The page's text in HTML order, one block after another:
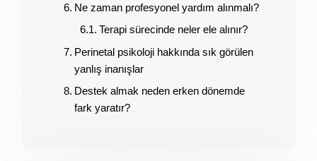
Ne zaman profesyonel yardım alınmalı?
Terapi sürecinde neler ele alınır?
Perinetal psikoloji hakkında sık görülen
yanlış inanışlar
Destek almak neden erken dönemde
fark yaratır?